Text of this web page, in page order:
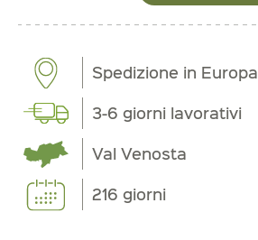
Spedizione in Europa
3-6 giorni lavorativi
Val Venosta
216 giorni